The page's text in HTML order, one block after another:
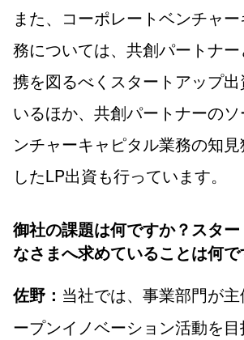
また、コーポレートベンチャ
務については、共創パートナ
携を図るべくスタートアップ
いるほか、共創パートナーの
ンチャーキャピタル業務の知
したLP出資も行っています。
御社の課題は何ですか？スタ
なさまへ求めていることは何で
佐野： 当社では、事業部門が
ープンイノベーション活動を目